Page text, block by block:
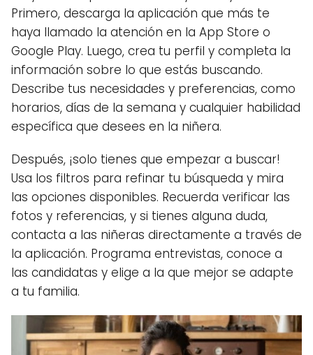
Primero, descarga la aplicación que más te
haya llamado la atención en la App Store o
Google Play. Luego, crea tu perfil y completa la
información sobre lo que estás buscando.
Describe tus necesidades y preferencias, como
horarios, días de la semana y cualquier habilidad
específica que desees en la niñera.
Después, ¡solo tienes que empezar a buscar!
Usa los filtros para refinar tu búsqueda y mira
las opciones disponibles. Recuerda verificar las
fotos y referencias, y si tienes alguna duda,
contacta a las niñeras directamente a través de
la aplicación. Programa entrevistas, conoce a
las candidatas y elige a la que mejor se adapte
a tu familia.